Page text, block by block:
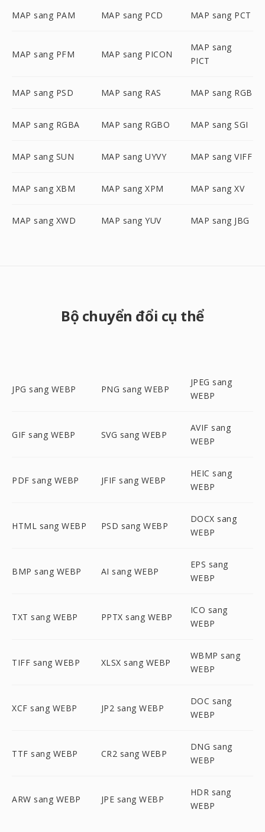
MAP sang PAM MAP sang PCD MAP sang PCT
MAP sang PFM MAP sang PICON
MAP sang
PICT
MAP sang PSD MAP sang RAS MAP sang RGB
MAP sang RGBA MAP sang RGBO MAP sang SGI
MAP sang SUN MAP sang UYVY MAP sang VIFF
MAP sang XBM MAP sang XPM MAP sang XV
MAP sang XWD MAP sang YUV MAP sang JBG
Bộ chuyển đổi cụ thể
JPG sang WEBP PNG sang WEBP
JPEG sang
WEBP
GIF sang WEBP SVG sang WEBP
AVIF sang
WEBP
PDF sang WEBP JFIF sang WEBP
HEIC sang
WEBP
HTML sang WEBP PSD sang WEBP
DOCX sang
WEBP
BMP sang WEBP AI sang WEBP
EPS sang
WEBP
TXT sang WEBP PPTX sang WEBP
ICO sang
WEBP
TIFF sang WEBP XLSX sang WEBP
WBMP sang
WEBP
XCF sang WEBP JP2 sang WEBP
DOC sang
WEBP
TTF sang WEBP CR2 sang WEBP
DNG sang
WEBP
ARW sang WEBP JPE sang WEBP
HDR sang
WEBP